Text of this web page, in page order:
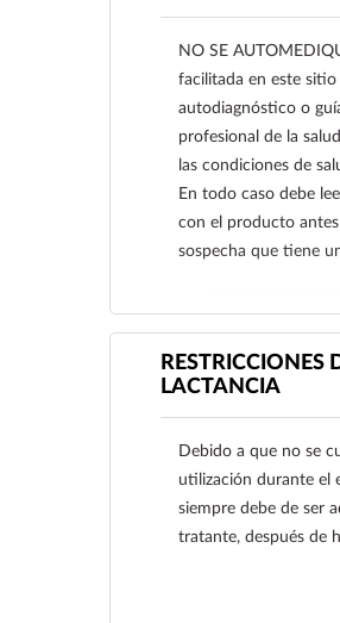
NO SE
facilitada en este
autodiagnóstico o
profesional de la
las condiciones de
En todo caso debe
con el producto
sospecha que tiene
RESTRICCIONES
LACTANCIA
Debido a que no se
utilización durante el
siempre debe de ser
tratante, después de